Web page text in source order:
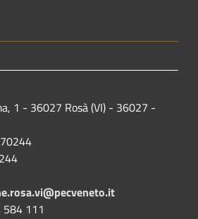
1 - 36027 Rosà (VI) - 36027 -
584 111